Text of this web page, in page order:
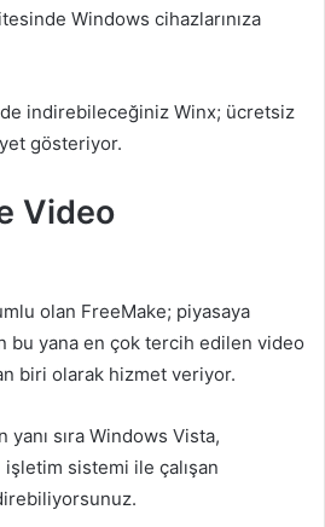
Windows cihazlarınıza
indirebileceğiniz Winx; ücretsiz
gösteriyor.
Video
olan FreeMake; piyasaya
bu yana en çok tercih edilen video
biri olarak hizmet veriyor.
yanı sıra Windows Vista,
sistemi ile çalışan